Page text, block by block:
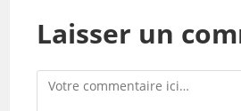
Laisser un